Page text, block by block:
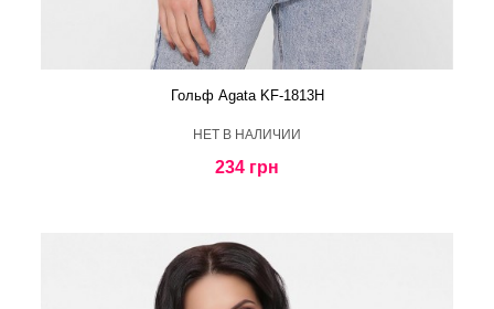
Гольф Agata KF-1813H
HЕТ В НАЛИЧИИ
234 грн